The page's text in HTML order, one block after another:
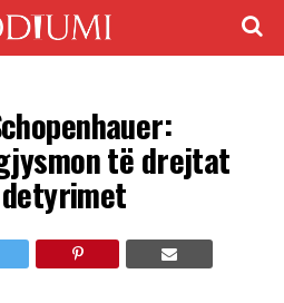
të drejtat